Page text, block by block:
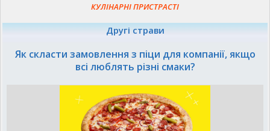
КУЛІНАРНІ ПРИСТРАСТІ
Другі страви
Як скласти замовлення з піци для компанії, якщо
всі люблять різні смаки?